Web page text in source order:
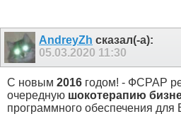
AndreyZh сказал(-а):
05.03.2020 11:30
С новым 2016 годом! - ФСРАР
очередную шокотерапию
программного обеспечения для